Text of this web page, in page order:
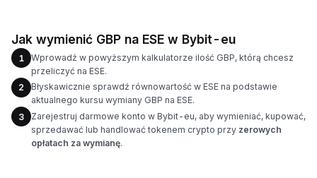
Jak wymienić GBP na ESE w Bybit-eu
1
Wprowadź w powyższym kalkulatorze ilość GBP, którą chcesz
przeliczyć na ESE.
2
Błyskawicznie sprawdź równowartość w ESE na podstawie
aktualnego kursu wymiany GBP na ESE.
3
Zarejestruj darmowe konto w Bybit-eu, aby wymieniać, kupować,
sprzedawać lub handlować tokenem crypto przy zerowych
opłatach za wymianę.